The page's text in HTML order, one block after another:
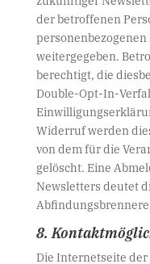
der betroffenen
weitergegeben.
berechtigt, die
Double-Opt-In-
Widerruf werden
von dem für die
gelöscht. Eine
Newsletters deutet
8.
Die Internetseite